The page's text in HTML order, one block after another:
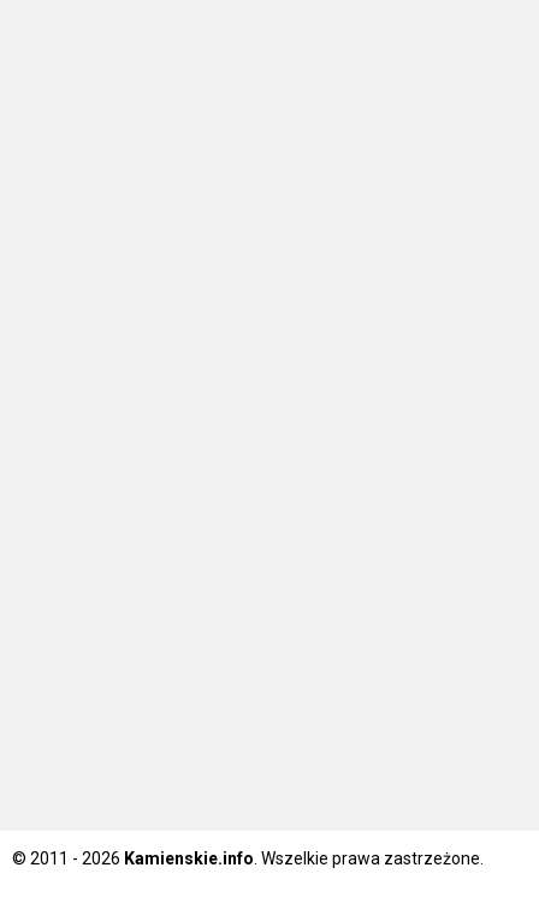
© 2011 - 2026 Kamienskie.info . Wszelkie prawa zastrzeżone.